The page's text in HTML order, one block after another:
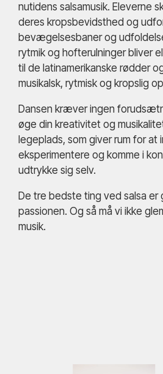
nutidens salsamusik. Eleverne
deres kropsbevidsthed og
bevægelsesbaner og
rytmik og hofterulninger bliver
til de latinamerikanske rødder
musikalsk, rytmisk og kropslig
Dansen kræver ingen
øge din kreativitet og
legeplads, som giver rum for at
eksperimentere og komme i
udtrykke sig selv.
De tre bedste ting ved salsa
passionen. Og så må vi ikke
musik.